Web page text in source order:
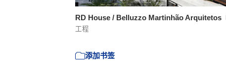
RD House / Belluzzo Martinhão Arquitetos
工程
添加书签